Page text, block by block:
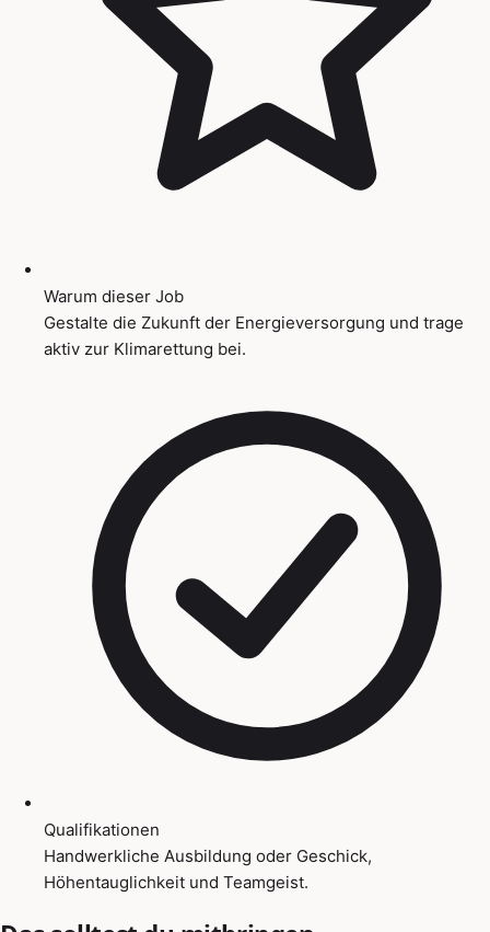
Warum dieser Job
Gestalte die Zukunft der Energieversorgung und trage
aktiv zur Klimarettung bei.
Qualifikationen
Handwerkliche Ausbildung oder Geschick,
Höhentauglichkeit und Teamgeist.